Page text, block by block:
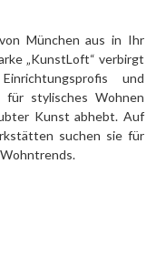
München aus in Ihr
„KunstLoft“ verbirgt
und
für stylisches Wohnen
Kunst abhebt. Auf
suchen sie für